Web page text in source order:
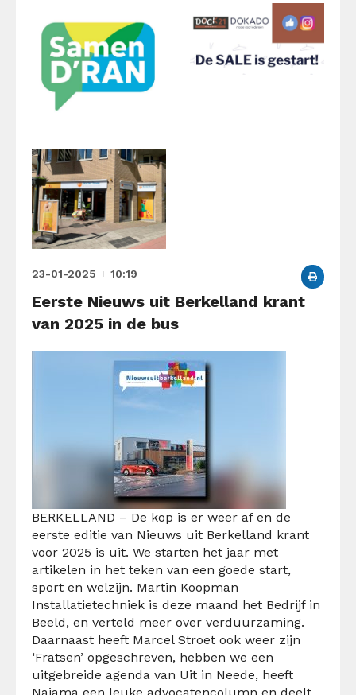
23-01-2025 10:19
Eerste Nieuws uit Berkelland krant
van 2025 in de bus
BERKELLAND – De kop is er weer af en de
eerste editie van Nieuws uit Berkelland krant
voor 2025 is uit. We starten het jaar met
artikelen in het teken van een goede start,
sport en welzijn. Martin Koopman
Installatietechniek is deze maand het Bedrijf in
Beeld, en verteld meer over verduurzaming.
Daarnaast heeft Marcel Stroet ook weer zijn
‘Fratsen’ opgeschreven, hebben we een
uitgebreide agenda van Uit in Neede, heeft